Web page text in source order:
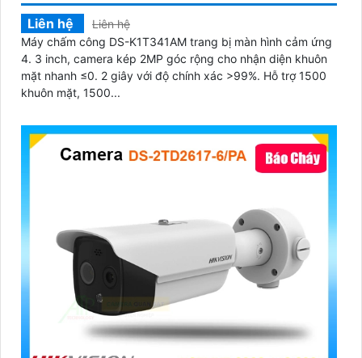
Liên hệ
Liên hệ
Máy chấm công DS-K1T341AM trang bị màn hình cảm ứng
4. 3 inch, camera kép 2MP góc rộng cho nhận diện khuôn
mặt nhanh ≤0. 2 giây với độ chính xác >99%. Hỗ trợ 1500
khuôn mặt, 1500...